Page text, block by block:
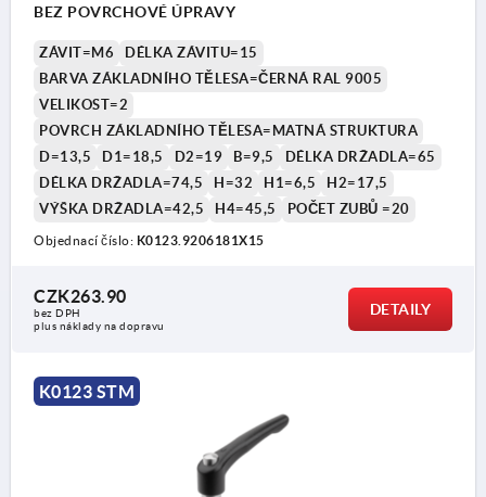
1) Zaoblené ukončení závitu podle DIN EN ISO
BEZ POVRCHOVÉ ÚPRAVY
ZÁVIT=M6
DÉLKA ZÁVITU=15
BARVA ZÁKLADNÍHO TĚLESA=ČERNÁ RAL 9005
VELIKOST=2
POVRCH ZÁKLADNÍHO TĚLESA=MATNÁ STRUKTURA
D=13,5
D1=18,5 D2=19 B=9,5
DÉLKA DRŽADLA=65
DÉLKA DRŽADLA=74,5
H=32 H1=6,5
H2=17,5
VÝŠKA DRŽADLA=42,5
H4=45,5 POČET ZUBŮ =20
Objednací číslo: K0123.9206181X15
CZK263.90
bez DPH
plus náklady na dopravu
DETAILY
K0123 STM